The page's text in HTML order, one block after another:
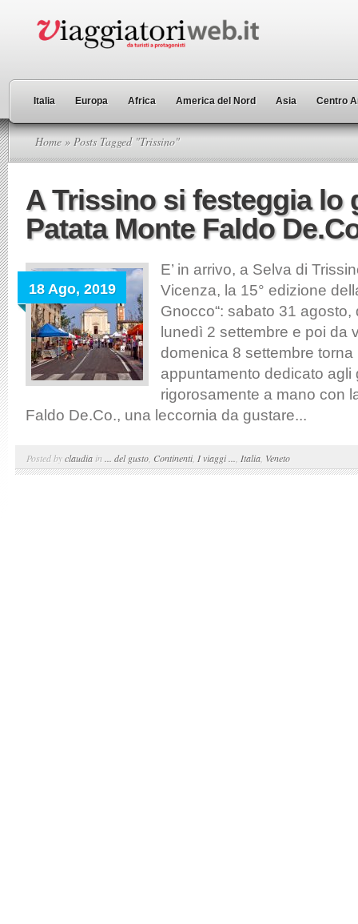
Italia Europa Africa America del Nord Asia Centro
Home » Posts Tagged "Trissino"
A Trissino si festeggia lo
Patata Monte Faldo
18 Ago, 2019
E’ in arrivo, a Selva di
Vicenza, la 15° edizione
Gnocco“: sabato 31 agosto,
lunedì 2 settembre e poi da
domenica 8 settembre torna
appuntamento dedicato agli
rigorosamente a mano con
Faldo De.Co., una leccornia da gustare...
Posted byclaudia in ... del gusto Continenti, I viaggi ... Italia Veneto